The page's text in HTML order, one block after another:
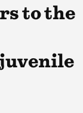
to the